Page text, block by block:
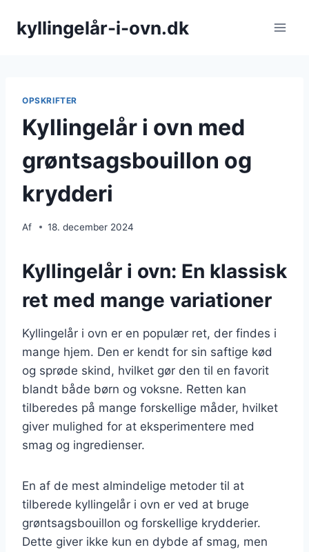
kyllingelår-i-ovn.dk
OPSKRIFTER
Kyllingelår i ovn med
grøntsagsbouillon og
krydderi
Af 18. december 2024
Kyllingelår i ovn: En klassisk
ret med mange variationer
Kyllingelår i ovn er en populær ret, der findes i
mange hjem. Den er kendt for sin saftige kød
og sprøde skind, hvilket gør den til en favorit
blandt både børn og voksne. Retten kan
tilberedes på mange forskellige måder, hvilket
giver mulighed for at eksperimentere med
smag og ingredienser.
En af de mest almindelige metoder til at
tilberede kyllingelår i ovn er ved at bruge
grøntsagsbouillon og forskellige krydderier.
Dette giver ikke kun en dybde af smag, men